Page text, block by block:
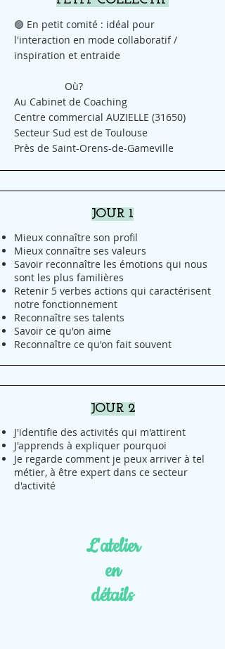
🟢 En petit comité : idéal pour
l'interaction en mode collaboratif /
inspiration et entraide
Où?
Au Cabinet de Coaching
Centre commercial AUZIELLE (31650)
Secteur Sud est de Toulouse
Près de Saint-Orens-de-Gameville
JOUR 1
Mieux connaître son profil
Mieux connaître ses valeurs
Savoir reconnaître les émotions qui nous
sont les plus familières
Retenir 5 verbes actions qui caractérisent
notre fonctionnement
Reconnaître ses talents
Savoir ce qu'on aime
Reconnaître ce qu'on fait souvent
JOUR 2
J'identifie des activités qui m'attirent
J'apprends à expliquer pourquoi
Je regarde comment je peux arriver à tel
métier, à être expert dans ce secteur
d'activité
L'atelier
en
détails